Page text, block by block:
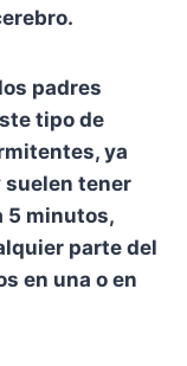
padres
tipo de
ya
suelen tener
5 minutos,
parte del
en una o en